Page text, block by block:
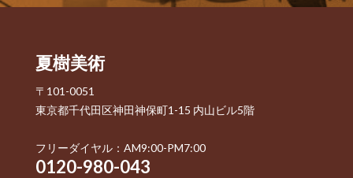
夏樹美術
〒101-0051
東京都千代田区神田神保町1-15 内山ビル5階
フリーダイヤル：AM9:00-PM7:00
0120-980-043